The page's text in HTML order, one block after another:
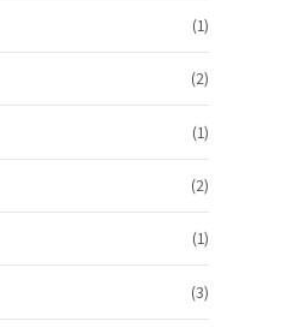
(1)
(2)
(1)
(2)
(1)
(3)